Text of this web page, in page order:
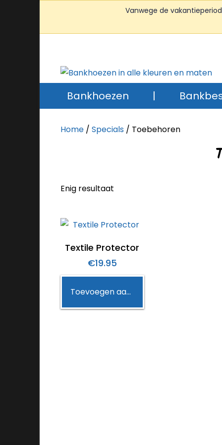
Vanwege de
Bankhoezen |
Home/ Specials/ Toebehoren
Enig resultaat
Textile Protector
€19.95
Toevoegen aan winkelwagen